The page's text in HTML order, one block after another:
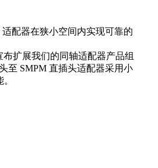
适配器在狭小空间内实现可靠的
布扩展我们的同轴适配器产品组
至 SMPM 直插头适配器采用小